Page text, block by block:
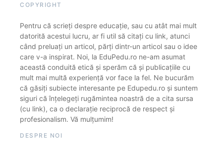
COPYRIGHT
Pentru că scrieți despre educație, sau cu atât mai mult
datorită acestui lucru, ar fi util să citați cu link, atunci
când preluați un articol, părți dintr-un articol sau o idee
care v-a inspirat. Noi, la EduPedu.ro ne-am asumat
această conduită etică și sperăm că și publicațiile cu
mult mai multă experiență vor face la fel. Ne bucurăm
că găsiți subiecte interesante pe Edupedu.ro și suntem
siguri că înțelegeți rugămintea noastră de a cita sursa
(cu link), ca o declarație reciprocă de respect și
profesionalism. Vă mulțumim!
DESPRE NOI